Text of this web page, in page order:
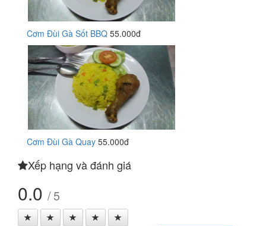
Cơm Đùi Gà Sốt BBQ 55.000đ
Cơm Đùi Gà Quay 55.000đ
Xếp hạng và đánh giá
0.0 / 5